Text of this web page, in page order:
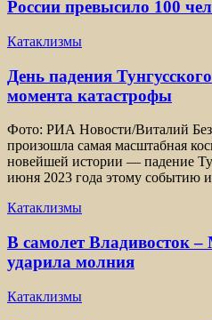
России превысило 100
Катаклизмы
День падения
момента катастрофы
Фото: РИА Новости/Виталий
произошла самая масштабная
новейшей истории — падение
июня 2023 года этому событию
Катаклизмы
В самолет Владивосток –
ударила молния
Катаклизмы